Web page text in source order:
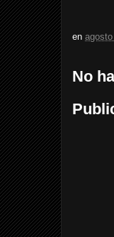
en
No